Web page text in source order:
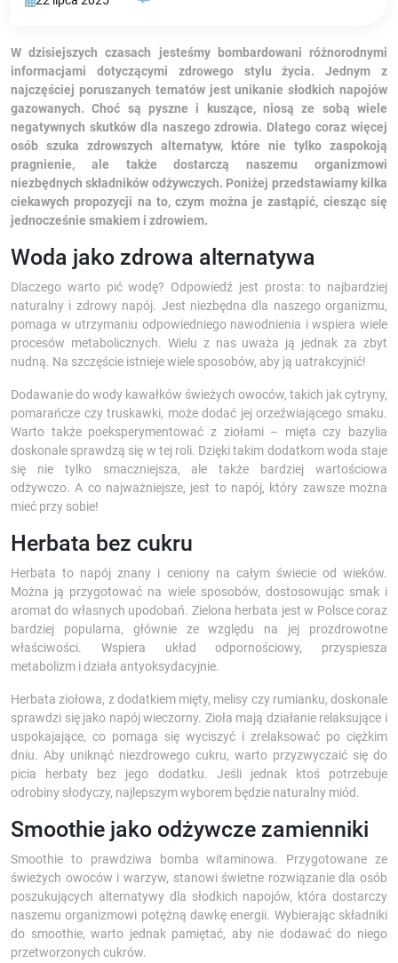
W dzisiejszych czasach jesteśmy bombardowani różnorodnymi
informacjami dotyczącymi zdrowego stylu życia. Jednym z
najczęściej poruszanych tematów jest unikanie słodkich napojów
gazowanych. Choć są pyszne i kuszące, niosą ze sobą wiele
negatywnych skutków dla naszego zdrowia. Dlatego coraz więcej
osób szuka zdrowszych alternatyw, które nie tylko zaspokoją
pragnienie, ale także dostarczą naszemu organizmowi
niezbędnych składników odżywczych. Poniżej przedstawiamy kilka
ciekawych propozycji na to, czym można je zastąpić, ciesząc się
jednocześnie smakiem i zdrowiem.
Woda jako zdrowa alternatywa
Dlaczego warto pić wodę? Odpowiedź jest prosta: to najbardziej
naturalny i zdrowy napój. Jest niezbędna dla naszego organizmu,
pomaga w utrzymaniu odpowiedniego nawodnienia i wspiera wiele
procesów metabolicznych. Wielu z nas uważa ją jednak za zbyt
nudną. Na szczęście istnieje wiele sposobów, aby ją uatrakcyjnić!
Dodawanie do wody kawałków świeżych owoców, takich jak cytryny,
pomarańcze czy truskawki, może dodać jej orzeźwiającego smaku.
Warto także poeksperymentować z ziołami – mięta czy bazylia
doskonale sprawdzą się w tej roli. Dzięki takim dodatkom woda staje
się nie tylko smaczniejsza, ale także bardziej wartościowa
odżywczo. A co najważniejsze, jest to napój, który zawsze można
mieć przy sobie!
Herbata bez cukru
Herbata to napój znany i ceniony na całym świecie od wieków.
Można ją przygotować na wiele sposobów, dostosowując smak i
aromat do własnych upodobań. Zielona herbata jest w Polsce coraz
bardziej popularna, głównie ze względu na jej prozdrowotne
właściwości. Wspiera układ odpornościowy, przyspiesza
metabolizm i działa antyoksydacyjnie.
Herbata ziołowa, z dodatkiem mięty, melisy czy rumianku, doskonale
sprawdzi się jako napój wieczorny. Zioła mają działanie relaksujące i
uspokajające, co pomaga się wyciszyć i zrelaksować po ciężkim
dniu. Aby uniknąć niezdrowego cukru, warto przyzwyczaić się do
picia herbaty bez jego dodatku. Jeśli jednak ktoś potrzebuje
odrobiny słodyczy, najlepszym wyborem będzie naturalny miód.
Smoothie jako odżywcze zamienniki
Smoothie to prawdziwa bomba witaminowa. Przygotowane ze
świeżych owoców i warzyw, stanowi świetne rozwiązanie dla osób
poszukujących alternatywy dla słodkich napojów, która dostarczy
naszemu organizmowi potężną dawkę energii. Wybierając składniki
do smoothie, warto jednak pamiętać, aby nie dodawać do niego
przetworzonych cukrów.